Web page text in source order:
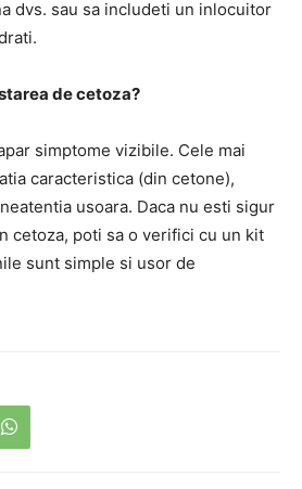
dvs. sau sa includeti un inlocuitor
de cetoza?
simptome vizibile. Cele mai
caracteristica (din cetone),
usoara. Daca nu esti sigur
cetoza, poti sa o verifici cu un kit
sunt simple si usor de